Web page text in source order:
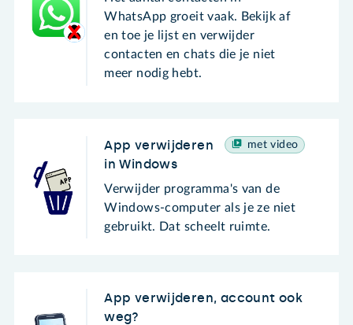
WhatsApp groeit vaak. Bekijk af
en toe je lijst en verwijder
contacten en chats die je niet
meer nodig hebt.
met video
App verwijderen
in Windows
Verwijder programma's van de
Windows-computer als je ze niet
gebruikt. Dat scheelt ruimte.
App verwijderen, account ook
weg?